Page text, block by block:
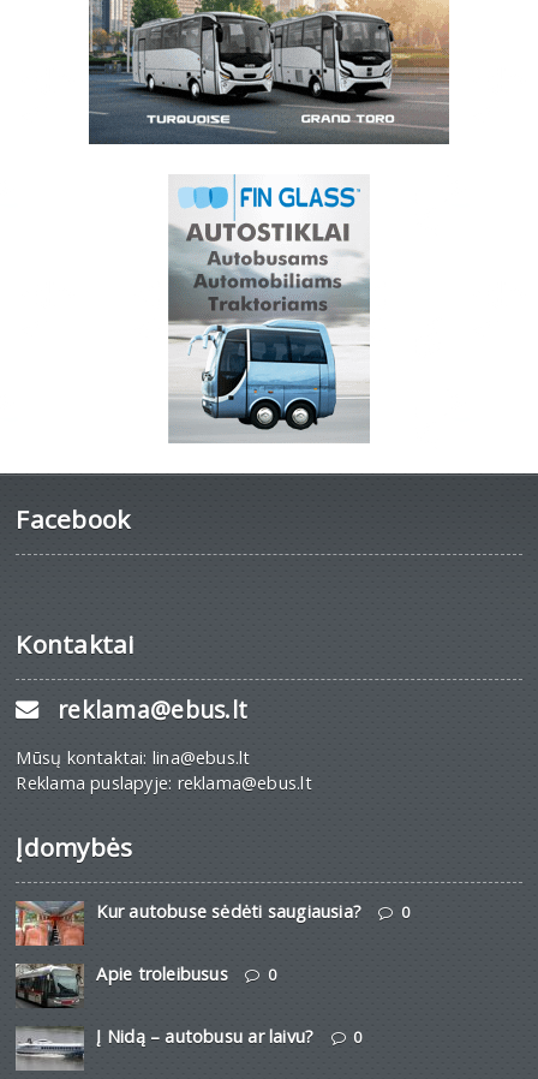
Facebook
Kontaktai
reklama@ebus.lt
Mūsų kontaktai: lina@ebus.lt
Reklama puslapyje: reklama@ebus.lt
Įdomybės
Kur autobuse sėdėti saugiausia? 0
Apie troleibusus 0
Į Nidą – autobusu ar laivu? 0